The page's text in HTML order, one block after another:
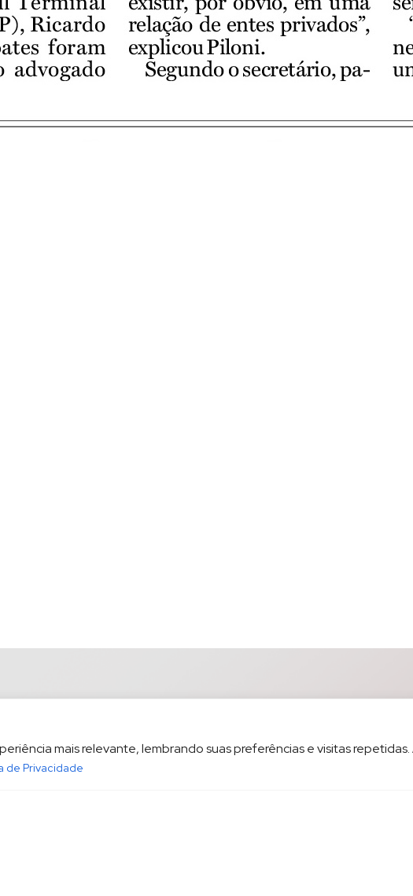
mais relevante, lembrando suas preferências e visitas repetidas.
de Privacidade